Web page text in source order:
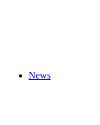
News